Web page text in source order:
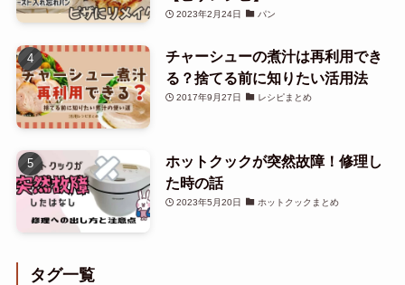
2023年2月24日 パン
チャーシューの煮汁は再利用でき
る？捨てる前に知りたい活用法
2017年9月27日 レシピまとめ
ホットクックが突然故障！修理し
た時の話
2023年5月20日 ホットクックまとめ
タグ一覧